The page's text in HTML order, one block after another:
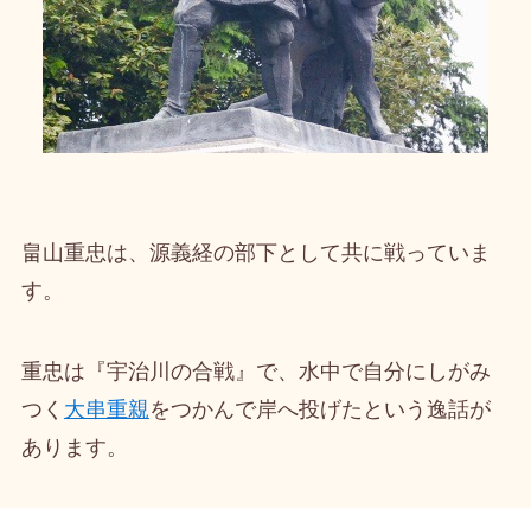
畠山重忠は、源義経の部下として共に戦っていま
す。
重忠は『宇治川の合戦』で、水中で自分にしがみ
つく 大串重親をつかんで岸へ投げたという逸話が
あります。